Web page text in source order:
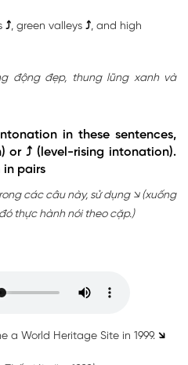
⤴, green valleys ⤴, and high
động đẹp, thung lũng xanh và
in these sentences,
or ⤴ (level-rising intonation).
in pairs
các câu này, sử dụng ↘ (xuống
thực hành nói theo cặp.)
a World Heritage Site in 1999. ↘